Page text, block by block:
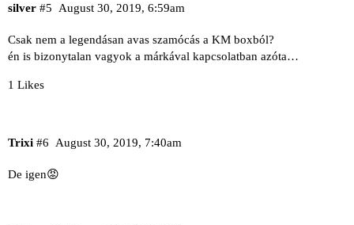
silver August 30, 2019, 6:59am
#5
Csak nem a legendásan avas szamócás a KM boxból?
én is bizonytalan vagyok a márkával kapcsolatban azóta…
1 Likes
Trixi August 30, 2019, 7:40am
#6
De igen😡